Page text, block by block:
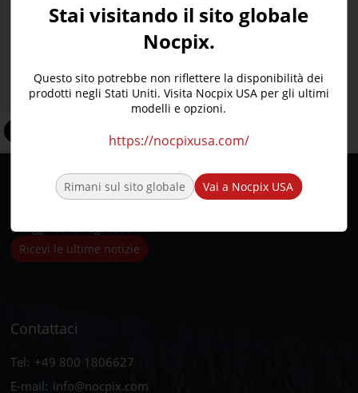
ACE RM – S60R•H50R
BULLONE- H50R•L35R•P25R
SOTTILE – H35•L35
NOTTE – D70R
LUMI – H35•L35•L19•P13
Iscriviti e vinci alla grande!
omaggi riservati agli abbonati.
Ricevi le ultime notizie
Contattaci
Tel: +49 800 1806627
E-mail: info@nocpix.com
Stai visitando il sito globale
Nocpix.
Questo sito potrebbe non riflettere la disponibilità dei
prodotti negli Stati Uniti. Visita Nocpix USA per gli ultimi
modelli e opzioni.
https://nocpixusa.com/
Rimani sul sito globale Vai a Nocpix USA